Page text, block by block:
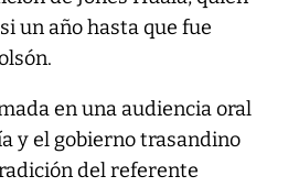
un año hasta que fue
en una audiencia oral
y el gobierno trasandino
del referente